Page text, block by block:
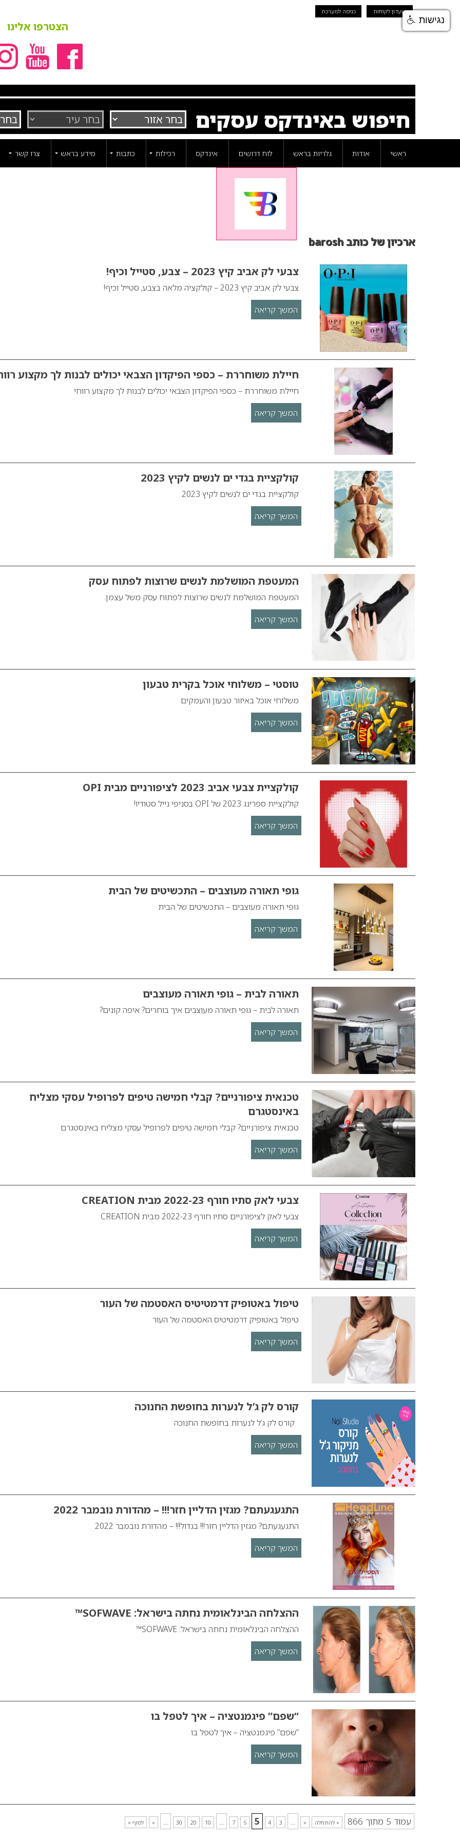
מועדון לקוחות כניסה למערכת
הצטרפו אלינו
חיפוש באינדקס עסקים
ראשי אודות גלריות בראש לוח דרושים אינדקס רכילות כתבות מידע בראש צרו קשר
ארכיון של כותב barosh
צבעי לק אביב קיץ 2023 – צבע, סטייל וכיף!
צבעי לק אביב קיץ 2023 – קולקציה מלאה בצבע, סטייל וכיף!
המשך קריאה
חיילת משוחררת – כספי הפיקדון הצבאי יכולים לבנות לך מקצוע
חיילת משוחררת – כספי הפיקדון הצבאי יכולים לבנות לך מקצוע רווחי
המשך קריאה
קולקציית בגדי ים לנשים לקיץ 2023
קולקציית בגדי ים לנשים לקיץ 2023
המשך קריאה
המעטפת המושלמת לנשים שרוצות לפתוח עסק
המעטפת המושלמת לנשים שרוצות לפתוח עסק משל עצמן.
המשך קריאה
טוסטי – משלוחי אוכל בקרית טבעון
משלוחי אוכל באיזור טבעון והעמקים
המשך קריאה
קולקציית צבעי אביב 2023 לציפורניים מבית OPI
קולקציית ספרינג 2023 של OPI בסניפי נייל סטודיו!
המשך קריאה
גופי תאורה מעוצבים – התכשיטים של הבית
גופי תאורה מעוצבים – התכשיטים של הבית
המשך קריאה
תאורה לבית – גופי תאורה מעוצבים
תאורה לבית – גופי תאורה מעוצבים איך בוחרים? איפה קונים?
המשך קריאה
טכנאית ציפורניים? קבלי חמישה טיפים לפרופיל עסקי מצליח
באינסטגרם
טכנאית ציפורניים? קבלי חמישה טיפים לפרופיל עסקי מצליח באינסטגרם
המשך קריאה
צבעי לאק סתיו חורף 2022-23 מבית CREATION
צבעי לאק לציפורניים סתיו חורף 2022-23 מבית CREATION
המשך קריאה
טיפול באטופיק דרמטיטיס האסטמה של העור
טיפול באטופיק דרמטיטיס האסטמה של העור
המשך קריאה
קורס לק ג’ל לנערות בחופשת החנוכה
קורס לק ג’ל לנערות בחופשת החנוכה
המשך קריאה
התגעגעתם? מגזין הדליין חזר!!! – מהדורת נובמבר 2022
התגעגעתם? מגזין הדליין חזר!!! בגדול!!! – מהדורת נובמבר 2022
המשך קריאה
ההצלחה הבינלאומית נחתה בישראל: SOFWAVE™
ההצלחה הבינלאומית נחתה בישראל: SOFWAVE™
המשך קריאה
“שפם” פיגמנטציה – איך לטפל בו
“שפם” פיגמנטציה – איך לטפל בו
המשך קריאה
עמוד 5 מתוך 866 « להתחלה «
...
3
4
5
6
7
...
10
20
30
...
» לסוף »
נגישות